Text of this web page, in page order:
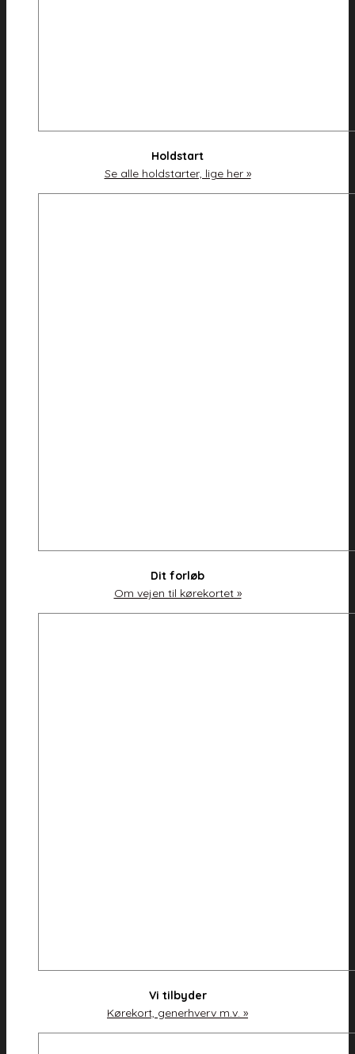
Holdstart
Se alle holdstarter, lige her »
Dit forløb
Om vejen til kørekortet »
Vi tilbyder
Kørekort, generhverv m.v. »